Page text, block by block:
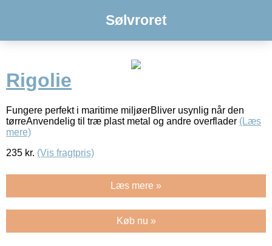
Sølvroret
Rigolie
Fungere perfekt i maritime miljøerBliver usynlig når den
tørreAnvendelig til træ plast metal og andre overflader (Læs
mere)
235 kr. (Vis fragtpris)
Læs mere »
Køb nu »